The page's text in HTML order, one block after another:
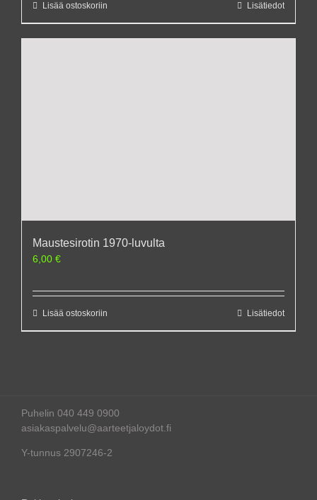
Lisää ostoskoriin Lisätiedot
Maustesirotin 1970-luvulta
6,00 €
Lisää ostoskoriin Lisätiedot
Puhelin 040 449 0900
asiakaspalvelu@aarteetjaloydot.fi
Y-tunnus 2907246-2